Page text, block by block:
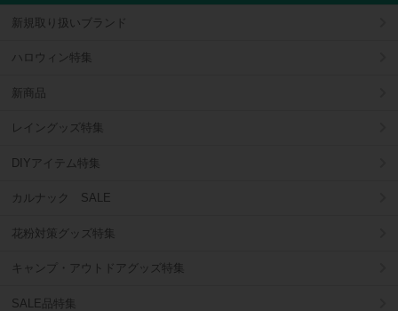
新規取り扱いブランド
ハロウィン特集
新商品
レイングッズ特集
DIYアイテム特集
カルナック SALE
花粉対策グッズ特集
キャンプ・アウトドアグッズ特集
SALE品特集